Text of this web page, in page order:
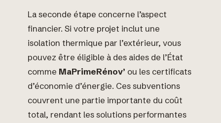
La seconde étape concerne l’aspect
financier. Si votre projet inclut une
isolation thermique par l’extérieur, vous
pouvez être éligible à des aides de l’État
comme MaPrimeRénov’ ou les certificats
d’économie d’énergie. Ces subventions
couvrent une partie importante du coût
total, rendant les solutions performantes